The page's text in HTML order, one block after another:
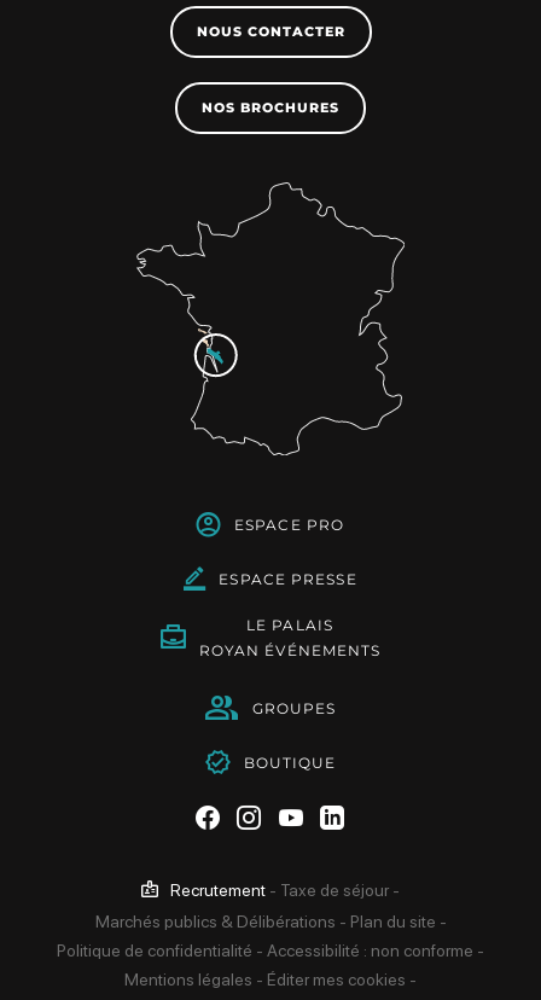
NOUS CONTACTER
NOS BROCHURES
ESPACE PRO
ESPACE PRESSE
LE PALAIS
ROYAN ÉVÉNEMENTS
GROUPES
BOUTIQUE
Suivez-nous sur Facebook
Suivez-nous sur
Suivez-nous sur
Suivez-nous sur
Recrutement - Taxe de séjour -
Marchés publics & Délibérations - Plan du site -
Politique de confidentialité - Accessibilité : non conforme -
Mentions légales - Éditer mes cookies -